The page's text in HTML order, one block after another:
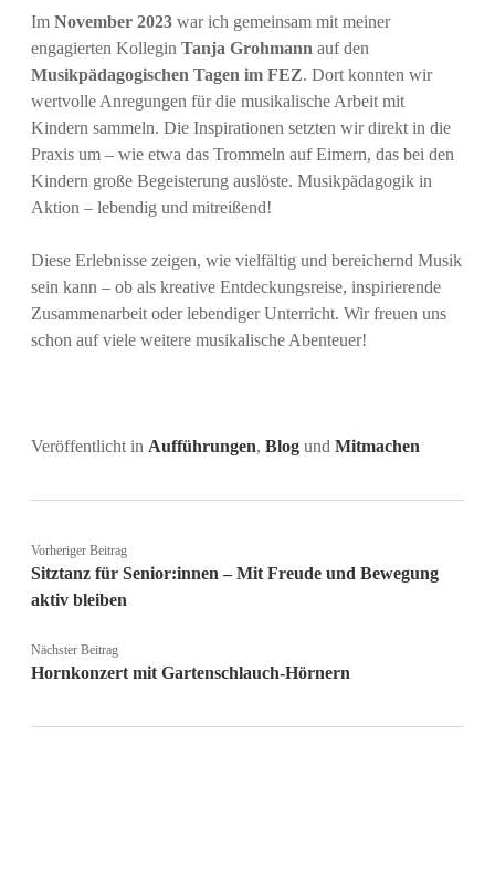
Im November 2023 war ich gemeinsam mit meiner
engagierten Kollegin Tanja Grohmann auf den
Musikpädagogischen Tagen im FEZ. Dort konnten wir
wertvolle Anregungen für die musikalische Arbeit mit
Kindern sammeln. Die Inspirationen setzten wir direkt in die
Praxis um – wie etwa das Trommeln auf Eimern, das bei den
Kindern große Begeisterung auslöste. Musikpädagogik in
Aktion – lebendig und mitreißend!
Diese Erlebnisse zeigen, wie vielfältig und bereichernd Musik
sein kann – ob als kreative Entdeckungsreise, inspirierende
Zusammenarbeit oder lebendiger Unterricht. Wir freuen uns
schon auf viele weitere musikalische Abenteuer!
Veröffentlicht in Aufführungen, Blog und Mitmachen
Vorheriger Beitrag
Sitztanz für Senior:innen – Mit Freude und Bewegung
aktiv bleiben
Nächster Beitrag
Hornkonzert mit Gartenschlauch-Hörnern